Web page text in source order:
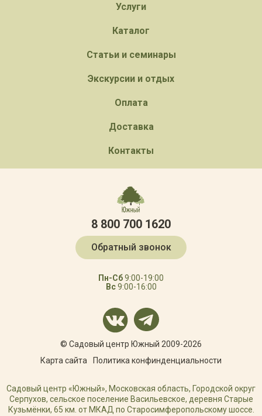
Услуги
Каталог
Статьи и семинары
Экскурсии и отдых
Оплата
Доставка
Контакты
8 800 700 1620
Обратный звонок
Пн-Сб9:00-19:00
Вс9:00-16:00
© Садовый центр Южный 2009-2026
Карта сайта
Политика конфинденциальности
Садовый центр «Южный», Московская область, Городской округ
Серпухов, сельское поселение Васильевское, деревня Старые
Кузьмёнки, 65 км. от МКАД по Старосимферопольскому шоссе.